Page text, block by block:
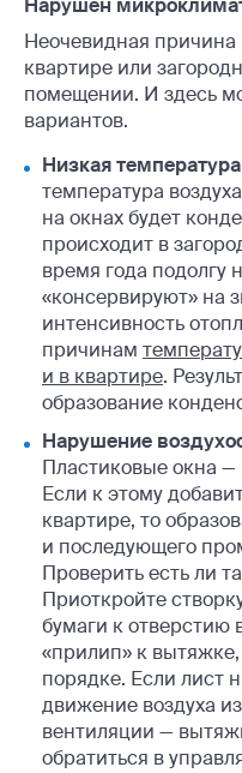
Нарушен
Неочевидная
квартире или
помещении. И здесь
вариантов.
Низкая
температура
на окнах будет
происходит в
время года подолгу
«консервируют» на
интенсивность
причинам
и в квартире.
образование
Нарушение
Пластиковые окна —
Если к этому
квартире, то
и последующего
Проверить есть ли
Приоткройте
бумаги к отверстию
«прилип» к
порядке. Если лист
движение воздуха
вентиляции —
обратиться в